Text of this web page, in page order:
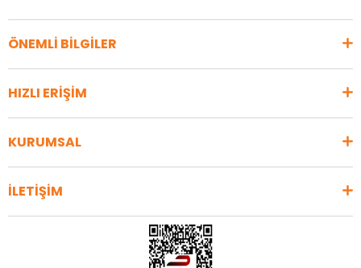
ÖNEMLİ BİLGİLER
HIZLI ERİŞİM
KURUMSAL
İLETİŞİM